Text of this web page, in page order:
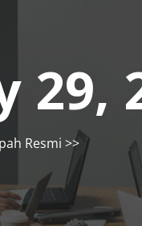
29,
Resmi >>